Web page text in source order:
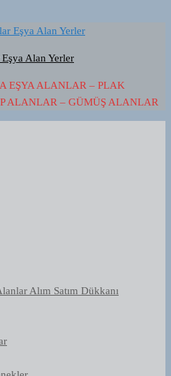
Alan Yerler
EŞYA ALANLAR – PLAK
ALANLAR – GÜMÜŞ ALANLAR
Alım Satım Dükkanı